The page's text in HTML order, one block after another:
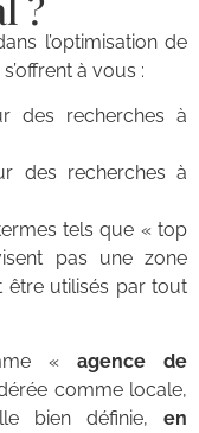
l’optimisation de
à vous :
des recherches à
des recherches à
tels que « top
pas une zone
être utilisés par tout
« agence de
comme locale,
bien définie, en